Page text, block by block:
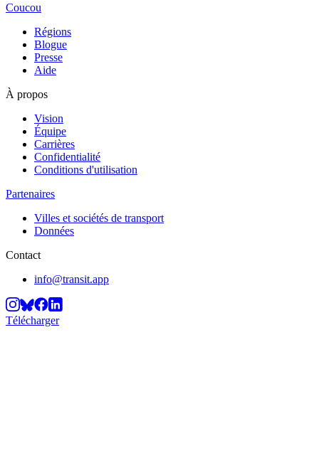
Coucou
Régions
Blogue
Presse
Aide
À propos
Vision
Équipe
Carrières
Confidentialité
Conditions d'utilisation
Partenaires
Villes et sociétés de transport
Données
Contact
info@transit.app
Télécharger